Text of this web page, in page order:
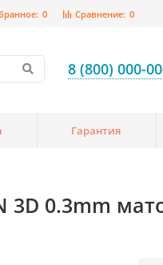
Сравнение: 0
0
8 (800) 000-
Гарантия
3D 0.3mm